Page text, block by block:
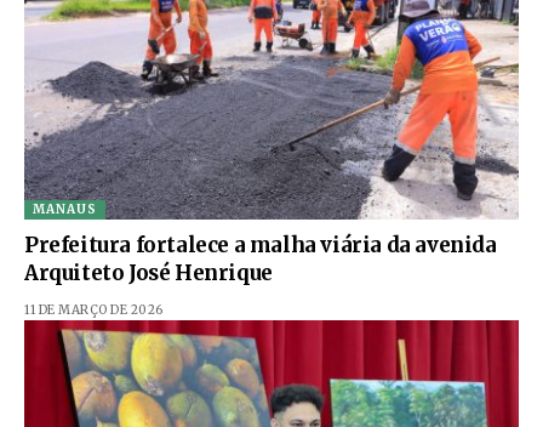
MANAUS
Prefeitura fortalece a malha viária da avenida
Arquiteto José Henrique
11 DE MARÇO DE 2026